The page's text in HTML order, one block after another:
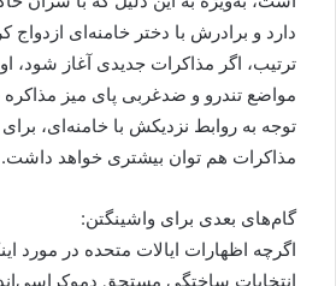
دارد و برادرش با دختر خامنه‌ای ازدواج
ترتیب، اگر مذاکرات جدیدی آغاز شود، او
مواضع تندرو و ضدغربی پای میز مذاکره
توجه به روابط نزدیکش با خامنه‌ای،
مذاکرات هم توان بیشتری خواهد داشت.
گام‌های بعدی برای واشینگتن:
اگرچه اظهارات ایالات متحده در مورد
انتخابات ساختگی مستحق